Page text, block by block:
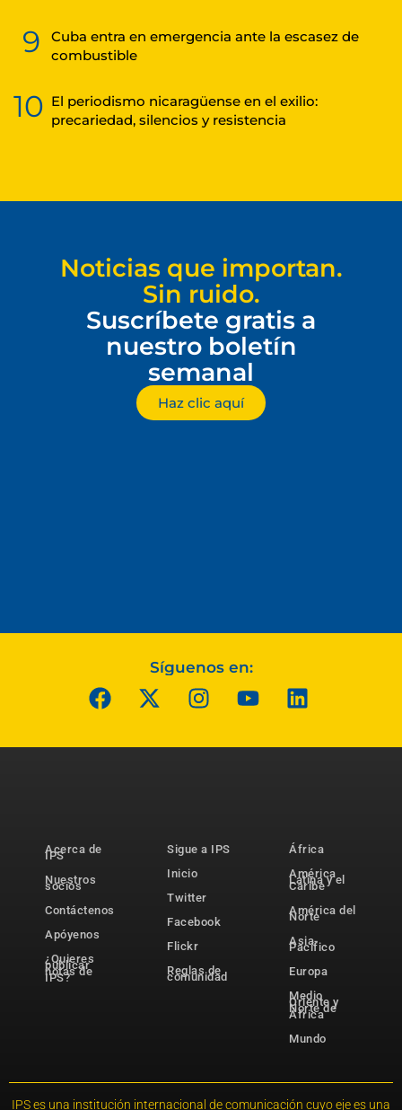
9
Cuba entra en emergencia ante la escasez de
combustible
10 El periodismo nicaragüense en el exilio:
precariedad, silencios y resistencia
Noticias que importan.
Sin ruido.
Suscríbete gratis a
nuestro boletín
semanal
Haz clic aquí
Síguenos en:
Acerca de
IPS
Nuestros
socios
Contáctenos
Apóyenos
¿Quieres
publicar
notas de
IPS?
Sigue a IPS
Inicio
Twitter
Facebook
Flickr
Reglas de
comunidad
África
América
Latina y el
Caribe
América del
Norte
Asia-
Pacífico
Europa
Medio
Oriente y
Norte de
África
Mundo
IPS es una institución internacional de comunicación cuyo eje es una